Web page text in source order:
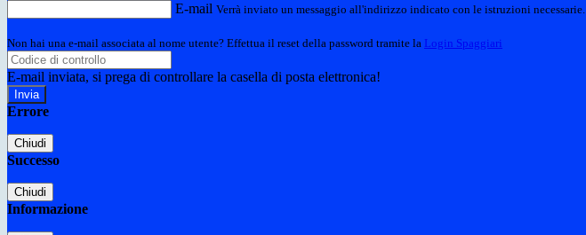
E-mail Verrà inviato un messaggio all'indirizzo indicato con le istruzioni necessarie.
Non hai una e-mail associata al nome utente? Effettua il reset della password tramite la Login Spaggiari
E-mail inviata, si prega di controllare la casella di posta elettronica!
Errore
Chiudi
Successo
Chiudi
Informazione